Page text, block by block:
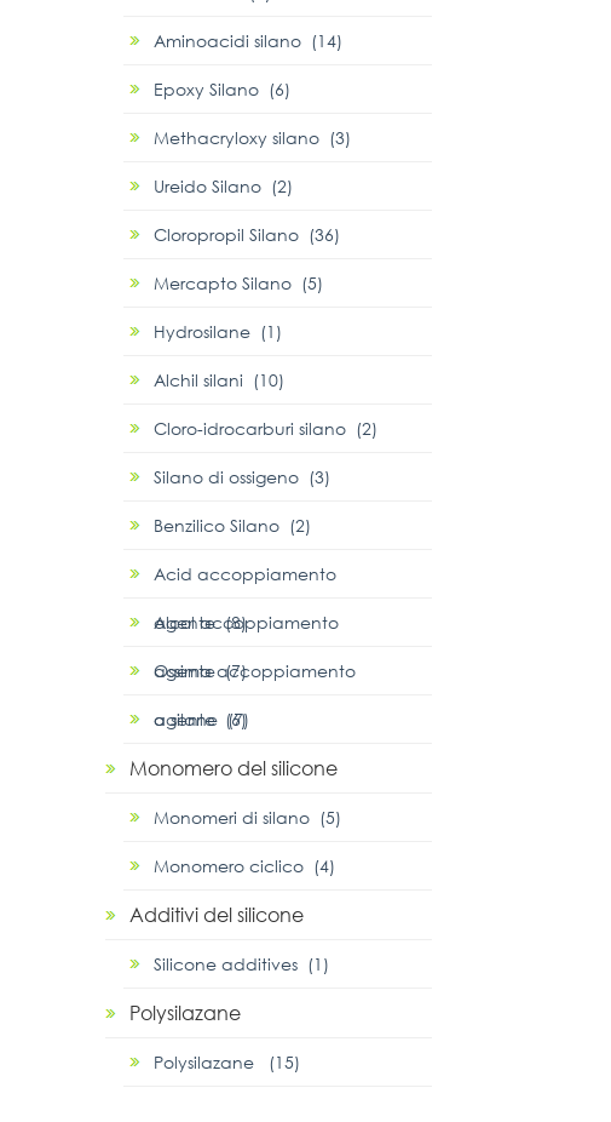
Aminoacidi silano (14)
Epoxy Silano (6)
Methacryloxy silano (3)
Ureido Silano (2)
Cloropropil Silano (36)
Mercapto Silano (5)
Hydrosilane (1)
Alchil silani (10)
Cloro-idrocarburi silano (2)
Silano di ossigeno (3)
Benzilico Silano (2)
Acid accoppiamento
agente (8)
Alcol accoppiamento
agente (7)
Ossima accoppiamento
agente (6)
α silane (7)
Monomero del silicone
Monomeri di silano (5)
Monomero ciclico (4)
Additivi del silicone
Silicone additives (1)
Polysilazane
Polysilazane (15)